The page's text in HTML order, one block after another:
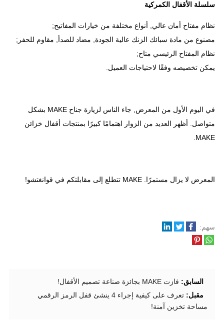
سلسلة الأقفال الكمركية
نظام مفتاح أمان عالي, أنواع مختلفة من خيارات المفاتيح;
مصنوع من مادة سبائك الزنك عالية الجودة, مضاد للصدأ, مقاوم للحفر;
نظام المفتاح الرئيسي متاح;
يمكن تخصيصه وفقًا لاحتياجات العميل.
في اليوم الأول من المعرض, جاء الناس لزيارة جناح MAKE بشكل
متواصل. أظهر العديد من الزوار اهتمامًا كبيرًا بمنتجات أقفال خزائن
MAKE.
المعرض لا يزال مستمرًا. MAKE تتطلع إلى مقابلتكم في قوانغتشو!
سهم:
السابق: فازت MAKE بجائزة صناعة تصميم الأقفال!
مقبل:
تعرف على كيفية إجراء 4 ينشئ قفل الرمز الرقمي
مساحة تخزين آمنة!